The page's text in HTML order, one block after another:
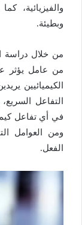
والفيزيائية،
وبطيئة.
من خلال دراسة
من عامل يؤثر
الكيميائيين
التفاعل
في أي تفاعل
ومن العوامل
الفعل.